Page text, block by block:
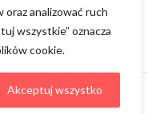
analizować ruch
wszystkie” oznacza
cookie.
Akceptuj wszystko